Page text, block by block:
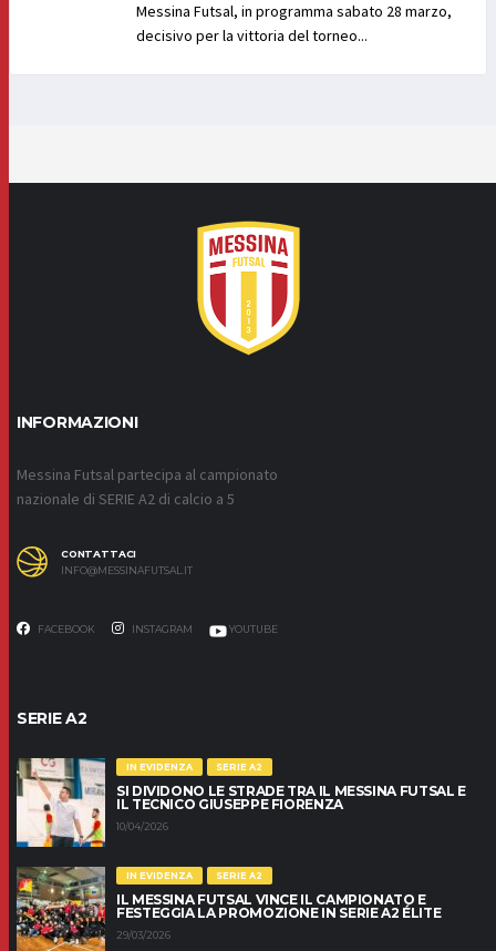
Messina Futsal, in programma sabato 28 marzo,
decisivo per la vittoria del torneo...
INFORMAZIONI
Messina Futsal partecipa al campionato
nazionale di SERIE A2 di calcio a 5
CONTATTACI
INFO@MESSINAFUTSAL.IT
FACEBOOK INSTAGRAM YOUTUBE
SERIE A2
IN EVIDENZA SERIE A2
SI DIVIDONO LE STRADE TRA IL MESSINA FUTSAL E
IL TECNICO GIUSEPPE FIORENZA
10/04/2026
IN EVIDENZA SERIE A2
IL MESSINA FUTSAL VINCE IL CAMPIONATO E
FESTEGGIA LA PROMOZIONE IN SERIE A2 ÉLITE
29/03/2026